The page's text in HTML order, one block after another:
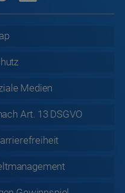
Medien
Art. 13 DSGVO